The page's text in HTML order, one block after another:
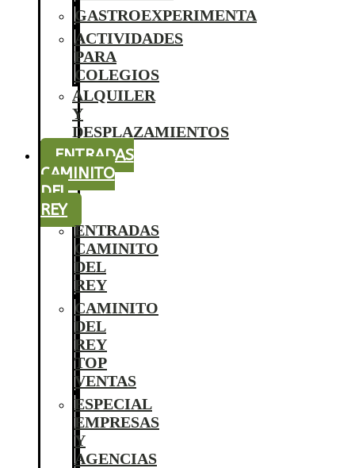
GASTROEXPERIMENTA
ACTIVIDADES
PARA
COLEGIOS
ALQUILER
Y
DESPLAZAMIENTOS
ENTRADAS
CAMINITO
DEL
REY
ENTRADAS
CAMINITO
DEL
REY
CAMINITO
DEL
REY
TOP
VENTAS
ESPECIAL
EMPRESAS
Y
AGENCIAS